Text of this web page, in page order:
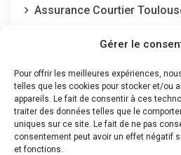
Gérer le
Pour offrir les meilleures expériences,
telles que les cookies pour stocker et/ou
appareils. Le fait de consentir à ces
traiter des données telles que le
uniques sur ce site. Le fait de ne pas
consentement peut avoir un effet négatif
et fonctions.
Assurance Courtier
Assurance Expatrié
Assurance Habitation
Assurance Prévoyance
Assurance Véhicules